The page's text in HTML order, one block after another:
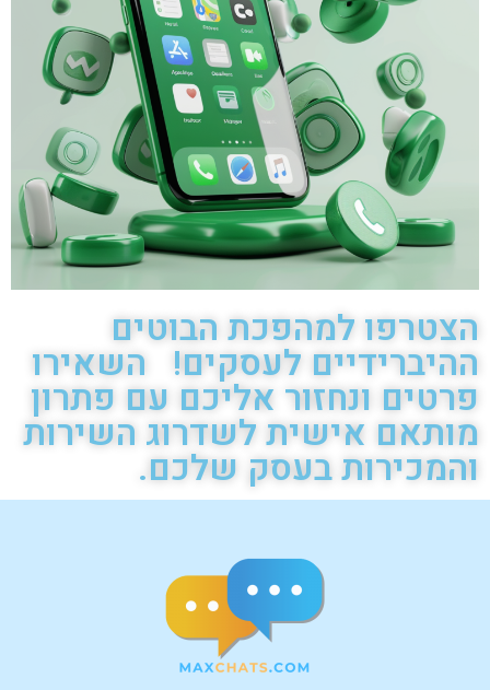
הצטרפו למהפכת הבוטים
ההיברידיים לעסקים! השאירו
פרטים ונחזור אליכם עם פתרון
מותאם אישית לשדרוג השירות
והמכירות בעסק שלכם.